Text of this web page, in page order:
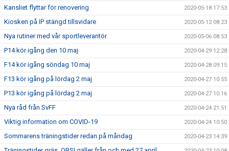
Kansliet flyttar för renovering 2020-05-18 17:53
Kiosken på IP stängd tillsvidare 2020-05-12 08:23
Nya rutiner med vår sportleverantör 2020-05-06 08:53
P14 kör igång den 10 maj 2020-04-29 12:28
F14 kör igång söndag 10 maj 2020-04-28 09:15
F13 kör igång på lördag 2 maj 2020-04-27 10:55
P13 kör igång på lördag 2 maj 2020-04-27 10:16
Nya råd från SvFF 2020-04-24 21:51
Viktig information om COVID-19 2020-04-24 10:50
Sommarens träningstider redan på måndag 2020-04-23 14:39